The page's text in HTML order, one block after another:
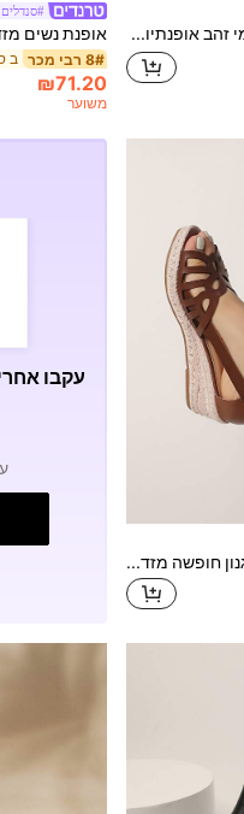
נעלי גומי זהב אופנתיות לנשים ארוגות חבל יוטה עגולים
#סנדלים
8# רבי מכר
₪71.20
משוער
סנדלי טריז אופנתיים בסגנון חופשה מזדמן עם קש קלוע בצבע זהב חלול-אוף לנשים, תלבושות אביב-קיץ
עקבו